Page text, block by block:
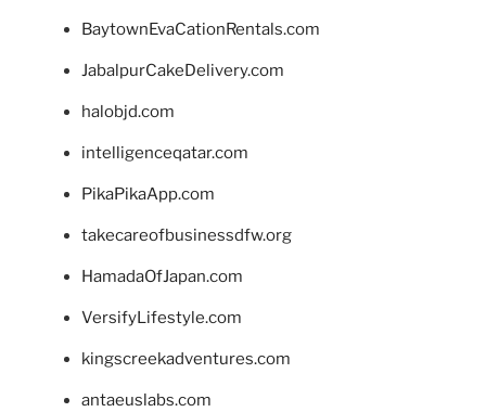
BaytownEvaCationRentals.com
JabalpurCakeDelivery.com
halobjd.com
intelligenceqatar.com
PikaPikaApp.com
takecareofbusinessdfw.org
HamadaOfJapan.com
VersifyLifestyle.com
kingscreekadventures.com
antaeuslabs.com